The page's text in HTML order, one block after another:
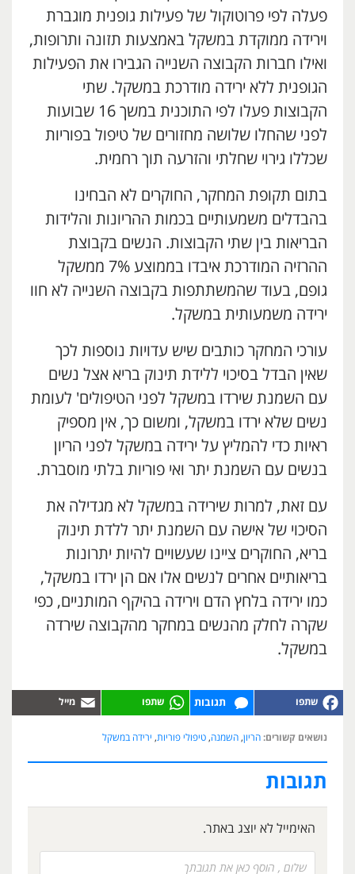
פעלה לפי פרוטוקול של פעילות גופנית מוגברת
וירידה ממוקדת במשקל באמצעות תזונה ותרופות,
ואילו חברות הקבוצה השנייה הגבירו את הפעילות
הגופנית ללא ירידה מודרכת במשקל. שתי
הקבוצות פעלו לפי התוכנית במשך 16 שבועות
לפני שהחלו שלושה מחזורים של טיפול בפוריות
שכללו גירוי שחלתי והזרעה תוך רחמית.
בתום תקופת המחקר, החוקרים לא הבחינו
בהבדלים משמעותיים בכמות ההריונות והלידות
הבריאות בין שתי הקבוצות. הנשים בקבוצת
ההרזיה המודרכת איבדו בממוצע 7% ממשקל
גופם, בעוד שהמשתתפות בקבוצה השנייה לא חוו
ירידה משמעותית במשקל.
עורכי המחקר כותבים שיש עדויות נוספות לכך
שאין הבדל בסיכוי ללידת תינוק בריא אצל נשים
עם השמנת שירדו במשקל לפני הטיפולים' לעומת
נשים שלא ירדו במשקל, ומשום כך, אין מספיק
ראיות כדי להמליץ ​​על ירידה במשקל לפני הריון
בנשים עם השמנת יתר ואי פוריות בלתי מוסברת.
עם זאת, למרות שירידה במשקל לא מגדילה את
הסיכוי של אישה עם השמנת יתר ללדת תינוק
בריא, החוקרים ציינו שעשויים להיות יתרונות
בריאותיים אחרים לנשים אלו אם הן ירדו במשקל,
כמו ירידה בלחץ הדם וירידה בהיקף המותניים, כפי
שקרה לחלק מהנשים במחקר מהקבוצה שירדה
במשקל.
תגובות
נושאים קשורים: הריון, השמנה, טיפולי פוריות, ירידה במשקל
תגובות
האימייל לא יוצג באתר.